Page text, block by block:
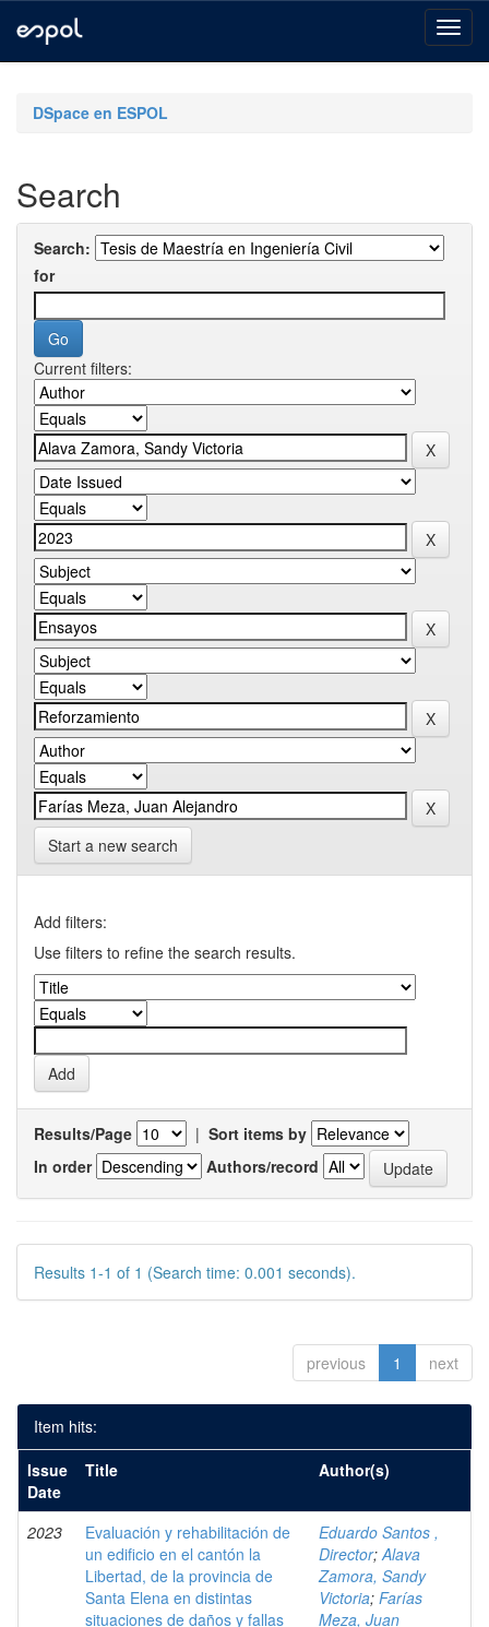
navigationDSpace en ESPOL
Search
Search:
for
Current filters:
Start a new search
Add filters:
Use filters to refine the search results.
Results/Page | Sort items by
In order
Authors/record
Results 1-1 of 1 (Search time: 0.001 seconds).
previous 1 next
Item hits:
Issue
Date
Title Author(s)
2023
Evaluación y rehabilitación de
un edificio en el cantón la
Libertad, de la provincia de
Santa Elena en distintas
situaciones de daños y fallas
Eduardo Santos ,
Director;Alava
Zamora, Sandy
Victoria; Farías
Meza, Juan